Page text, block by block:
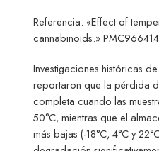
Referencia: «Effect of
cannabinoids.»
Investigaciones históricas
reportaron que la pérdida
completa cuando las
50°C, mientras que el
más bajas (-18°C, 4°C y